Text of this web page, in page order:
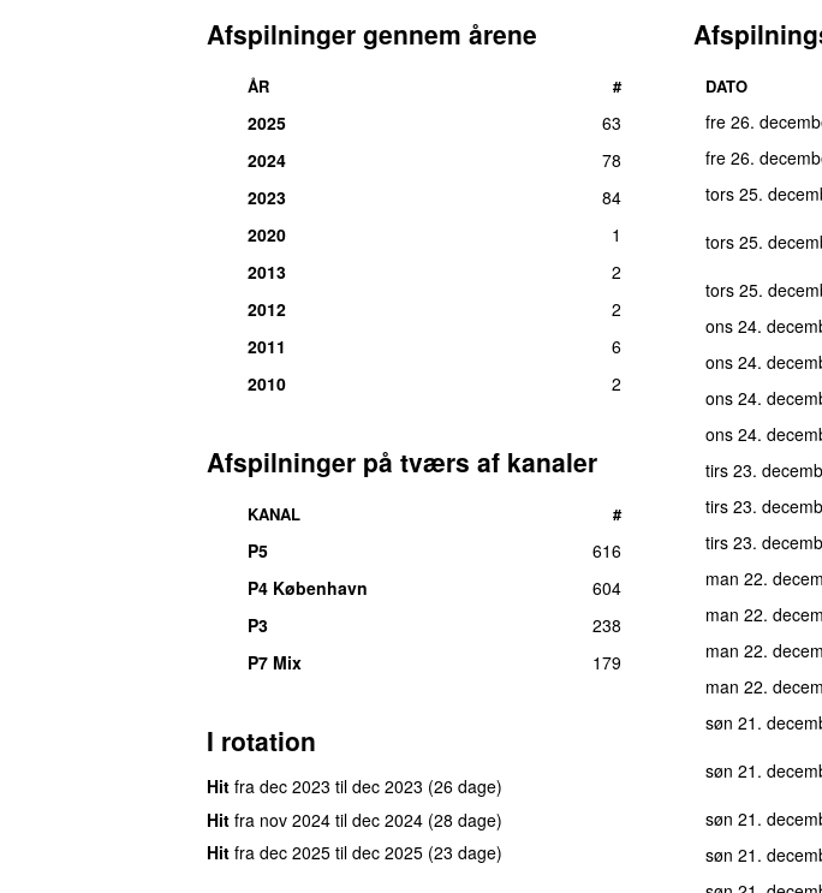
Afspilninger gennem årene
ÅR #
2025
63
2024
78
2023
84
2020
1
2013
2
2012
2
2011
6
2010
2
Afspilninger på tværs af kanaler
KANAL #
P5
616
P4 København
604
P3
238
P7 Mix
179
I rotation
Hit fra dec 2023 til dec 2023 (26 dage)
Hit fra nov 2024 til dec 2024 (28 dage)
Hit fra dec 2025 til dec 2025 (23 dage)
DATO
fre 26.
fre 26.
tors 25.
tors 25.
tors 25.
ons 24.
ons 24.
ons 24.
ons 24.
tirs 23.
tirs 23.
tirs 23.
man 22.
man 22.
man 22.
man 22.
søn 21.
søn 21.
søn 21.
søn 21.